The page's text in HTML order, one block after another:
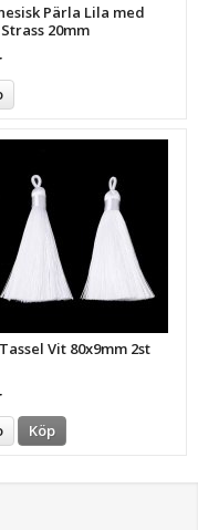
Pärla Lila med
20mm
Vit 80x9mm 2st
Köp